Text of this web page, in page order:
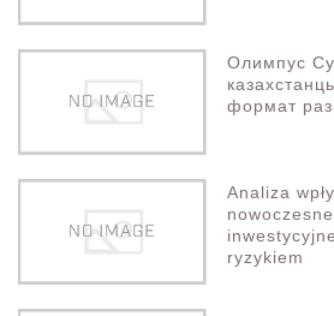
Олимпус
формат
Analiza
ryzykiem